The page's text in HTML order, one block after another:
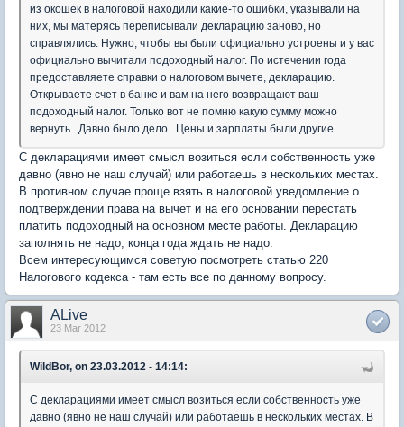
из окошек в налоговой находили какие-то ошибки, указывали на
них, мы матерясь переписывали декларацию заново, но
справлялись. Нужно, чтобы вы были официально устроены и у вас
официально вычитали подоходный налог. По истечении года
предоставляете справки о налоговом вычете, декларацию.
Открываете счет в банке и вам на него возвращают ваш
подоходный налог. Только вот не помню какую сумму можно
вернуть...Давно было дело...Цены и зарплаты были другие...
С декларациями имеет смысл возиться если собственность уже
давно (явно не наш случай) или работаешь в нескольких местах.
В противном случае проще взять в налоговой уведомление о
подтверждении права на вычет и на его основании перестать
платить подоходный на основном месте работы. Декларацию
заполнять не надо, конца года ждать не надо.
Всем интересующимся советую посмотреть статью 220
Налогового кодекса - там есть все по данному вопросу.
ALive
23 Mar 2012
WildBor, on 23.03.2012 - 14:14:
С декларациями имеет смысл возиться если собственность уже
давно (явно не наш случай) или работаешь в нескольких местах. В